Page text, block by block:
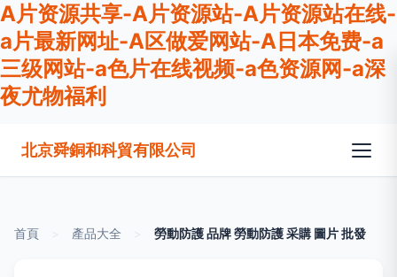
A片资源共享-A片资源站-A片资源站在线-
a片最新网址-A区做爱网站-A日本免费-a
三级网站-a色片在线视频-a色资源网-a深
夜尤物福利
北京舜銅和科貿有限公司
首頁 產品大全 勞動防護 品牌 勞動防護 采購 圖片 批發